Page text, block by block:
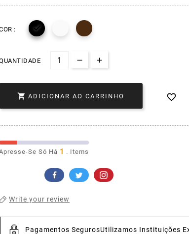
: 
 ADICIONAR AO CARRINHO 
Se Só Há 1 . Items
Write your review
Pagamentos SegurosUtilizamos Instituições